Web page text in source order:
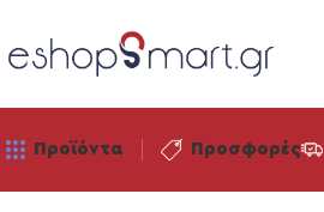
Προϊόντα Προσφορές